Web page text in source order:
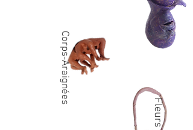
Corps-Araignées
Fleurs